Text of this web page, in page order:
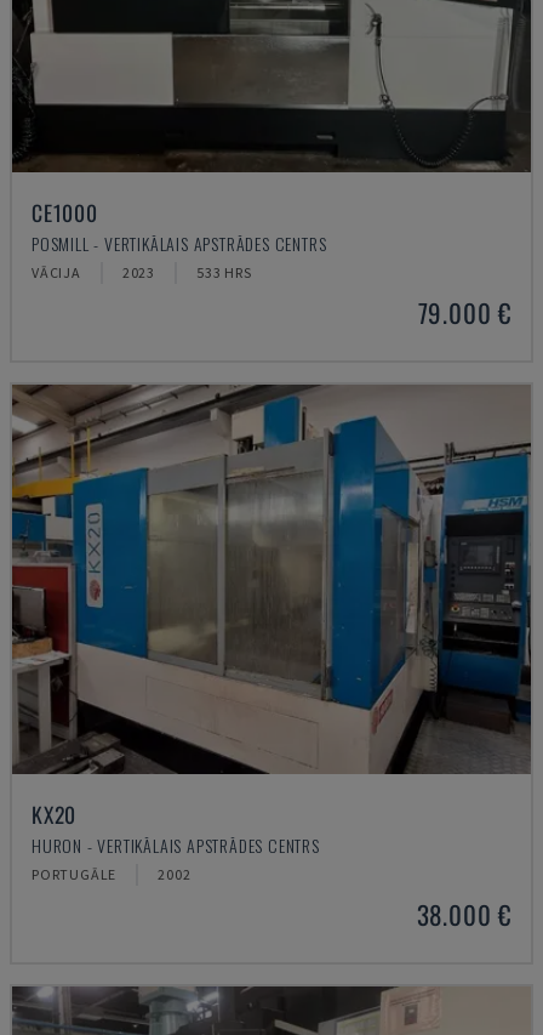
CE1000
POSMILL - VERTIKĀLAIS APSTRĀDES CENTRS
VĀCIJA 2023 533 HRS
79.000 €
KX20
HURON - VERTIKĀLAIS APSTRĀDES CENTRS
PORTUGĀLE 2002
38.000 €